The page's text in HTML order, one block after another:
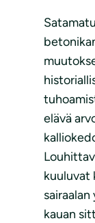
elävä
kuuluvat
kauan